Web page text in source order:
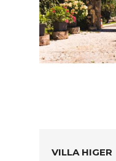
VILLA HIGER